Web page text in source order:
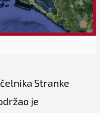
Stranke
je